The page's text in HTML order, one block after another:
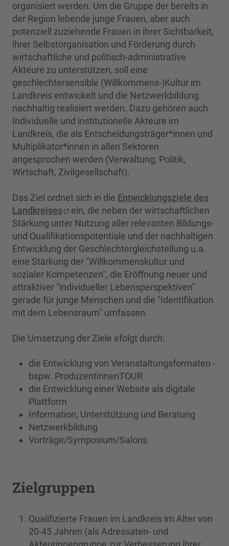
organisiert werden. Um die Gruppe der bereits in
der Region lebende junge Frauen, aber auch
potenziell zuziehende Frauen in ihrer Sichtbarkeit,
ihrer Selbstorganisation und Förderung durch
wirtschaftliche und politisch-administrative
Akteure zu unterstützen, soll eine
geschlechtersensible (Willkommens-)Kultur im
Landkreis entwickelt und die Netzwerkbildung
nachhaltig realisiert werden. Dazu gehören auch
Individuelle und institutionelle Akteure im
Landkreis, die als Entscheidungsträger*innen und
Multiplikator*innen in allen Sektoren
angesprochen werden (Verwaltung, Politik,
Wirtschaft, Zivilgesellschaft).
Das Ziel ordnet sich in die Entwicklungsziele des
Landkreises
ein, die neben der wirtschaftlichen
Stärkung unter Nutzung aller relevanten Bildungs-
und Qualifikationspotentiale und der nachhaltigen
Entwicklung der Geschlechtergleichstellung u.a.
eine Stärkung der "Willkommenskultur und
sozialer Kompetenzen", die Eröffnung neuer und
attraktiver "individueller Lebensperspektiven"
gerade für junge Menschen und die "Identifikation
mit dem Lebensraum" umfassen.
Die Umsetzung der Ziele efolgt durch:
die Entwicklung von Veranstaltungsformaten -
bspw. ProduzentinnenTOUR
die Entwicklung einer Website als digitale
Plattform
Information, Unterstützung und Beratung
Netzwerkbildung
Vorträge/Symposium/Salons
Zielgruppen
Qualifizierte Frauen im Landkreis im Alter von
20-45 Jahren (als Adressaten- und